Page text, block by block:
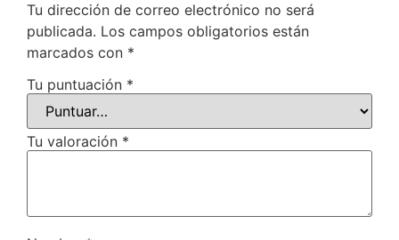
Tu dirección de correo electrónico no será
publicada. Los campos obligatorios están
marcados con *
Tu puntuación *
Tu valoración *